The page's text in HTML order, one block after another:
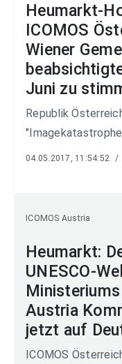
Heumarkt-
ICOMOS
Wiener
Juni zu
Republik
04.05.2017, 11:54:52 /
ICOMOS Austria
Heumarkt:
UNESCO-
Austria
jetzt auf
ICOMOS